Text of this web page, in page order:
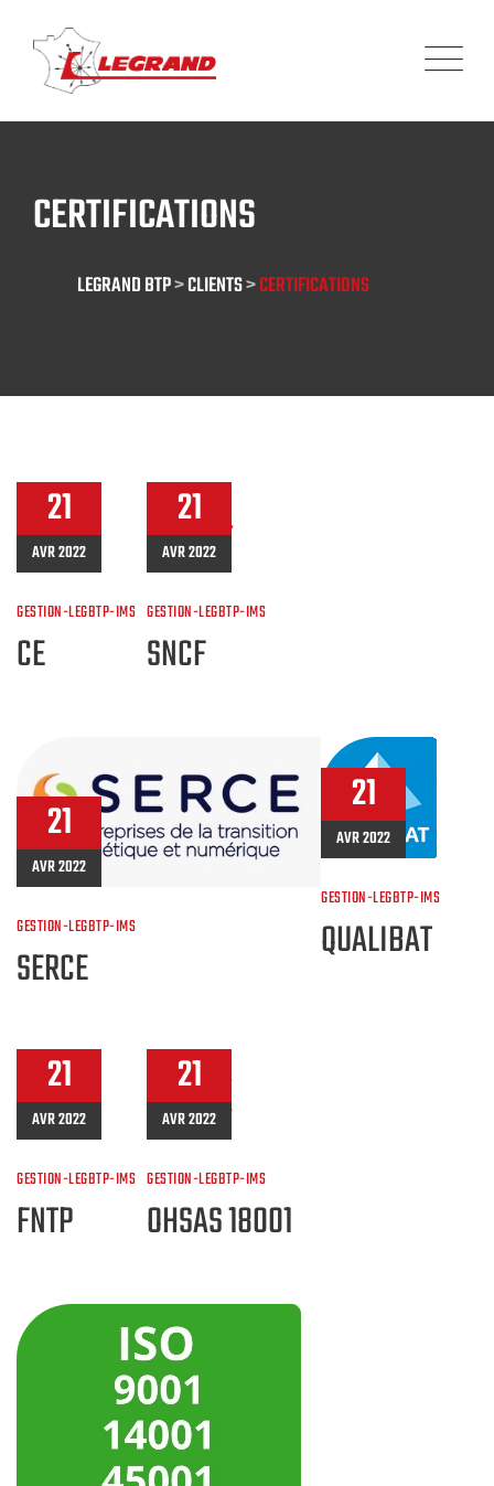
content
CERTIFICATIONS
LEGRAND BTP>CLIENTS>CERTIFICATIONS
21
AVR 2022
GESTION-LEGBTP-IMS
CE
21
AVR 2022
GESTION-LEGBTP-IMS
SNCF
21
AVR 2022
GESTION-LEGBTP-IMS
SERCE
21
AVR 2022
GESTION-LEGBTP-IMS
QUALIBAT
21
AVR 2022
GESTION-LEGBTP-IMS
FNTP
21
AVR 2022
GESTION-LEGBTP-IMS
OHSAS 18001